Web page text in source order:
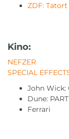
ZDF:
Kino:
NEFZER
SPECIAL
John Wick:
Dune:
Ferrari